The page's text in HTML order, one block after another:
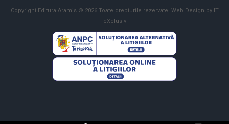
Copyright Editura Aramis © 2026 Toate drepturile rezervate. Web Design by IT
eXclusiv